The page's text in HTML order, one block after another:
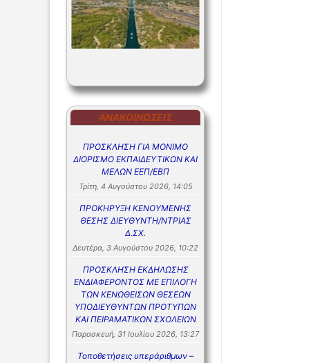
ΑΝΑΚΟΙΝΏΣΕΙΣ
ΠΡΟΣΚΛΗΣΗ ΓΙΑ ΜΟΝΙΜΟ
ΔΙΟΡΙΣΜΟ ΕΚΠΑΙΔΕΥΤΙΚΩΝ ΚΑΙ
ΜΕΛΩΝ ΕΕΠ/ΕΒΠ
Τρίτη, 4 Αυγούστου 2026, 14:05
ΠΡΟΚΗΡΥΞΗ ΚΕΝΟΥΜΕΝΗΣ
ΘΕΣΗΣ ΔΙΕΥΘΥΝΤΗ/ΝΤΡΙΑΣ
Δ.ΣΧ.
Δευτέρα, 3 Αυγούστου 2026, 10:22
ΠΡΟΣΚΛΗΣΗ ΕΚΔΗΛΩΣΗΣ
ΕΝΔΙΑΦΕΡΟΝΤΟΣ ΜΕ ΕΠΙΛΟΓΗ
ΤΩΝ ΚΕΝΩΘΕΙΣΩΝ ΘΕΣΕΩΝ
ΥΠΟΔΙΕΥΘΥΝΤΩΝ ΠΡΟΤΥΠΩΝ
ΚΑΙ ΠΕΙΡΑΜΑΤΙΚΩΝ ΣΧΟΛΕΙΩΝ
Παρασκευή, 31 Ιουλίου 2026, 13:27
Τοποθετήσεις υπεράριθμων –